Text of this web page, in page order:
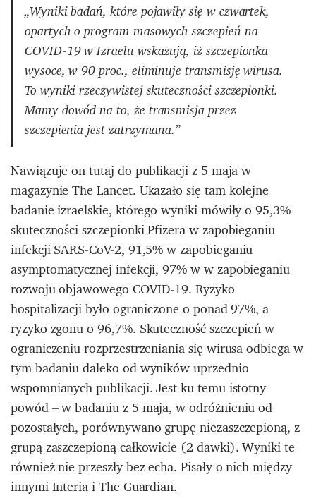
„Wyniki badań, które pojawiły się w czwartek,
opartych o program masowych szczepień na
COVID-19 w Izraelu wskazują, iż szczepionka
wysoce, w 90 proc., eliminuje transmisję wirusa.
To wyniki rzeczywistej skuteczności szczepionki.
Mamy dowód na to, że transmisja przez
szczepienia jest zatrzymana.”
Nawiązuje on tutaj do publikacji z 5 maja w
magazynie The Lancet. Ukazało się tam kolejne
badanie izraelskie, którego wyniki mówiły o 95,3%
skuteczności szczepionki Pfizera w zapobieganiu
infekcji SARS-CoV-2, 91,5% w zapobieganiu
asymptomatycznej infekcji, 97% w w zapobieganiu
rozwoju objawowego COVID-19. Ryzyko
hospitalizacji było ograniczone o ponad 97%, a
ryzyko zgonu o 96,7%. Skuteczność szczepień w
ograniczeniu rozprzestrzeniania się wirusa odbiega w
tym badaniu daleko od wyników uprzednio
wspomnianych publikacji. Jest ku temu istotny
powód – w badaniu z 5 maja, w odróżnieniu od
pozostałych, porównywano grupę niezaszczepioną, z
grupą zaszczepioną całkowicie (2 dawki). Wyniki te
również nie przeszły bez echa. Pisały o nich między
innymiInteriaiThe Guardian.